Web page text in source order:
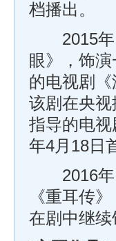
档播出。
2015年
眼》，饰
的电视剧
该剧在央
指导的电
年4月18日
2016年
《重耳传
在剧中继续